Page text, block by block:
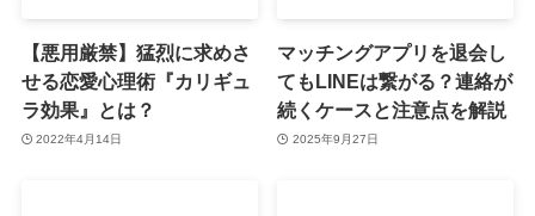
【悪用厳禁】猛烈に求めさ
せる恋愛心理術『カリギュ
ラ効果』とは？
2022年4月14日
マッチングアプリを退会し
てもLINEは繋がる？連絡が
続くケースと注意点を解説
2025年9月27日